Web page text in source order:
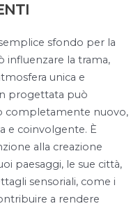
sfondo per la
influenzare la trama,
unica e
progettata può
completamente nuovo,
e coinvolgente. È
alla creazione
paesaggi, le sue città,
sensoriali, come i
a rendere